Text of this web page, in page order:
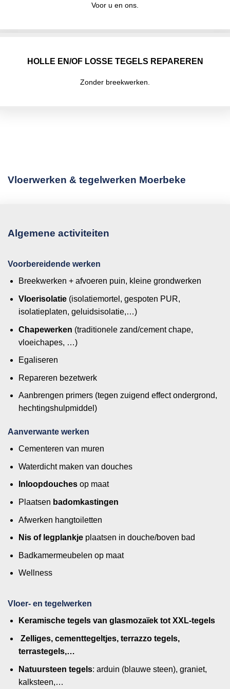
Voor u en ons.
HOLLE EN/OF LOSSE TEGELS REPAREREN
Zonder breekwerken.
Vloerwerken & tegelwerken Moerbeke
Algemene activiteiten
Voorbereidende werken
Breekwerken + afvoeren puin, kleine grondwerken
Vloerisolatie(isolatiemortel, gespoten PUR,
isolatieplaten, geluidsisolatie,…)
Chapewerken (traditionele zand/cement chape,
vloeichapes, …)
Egaliseren
Repareren bezetwerk
Aanbrengen primers (tegen zuigend effect ondergrond,
hechtingshulpmiddel)
Aanverwante werken
Cementeren van muren
Waterdicht maken van douches
Inloopdouches op maat
Plaatsen badomkastingen
Afwerken hangtoiletten
Nis of legplankjeplaatsen in douche/boven bad
Badkamermeubelen op maat
Wellness
Vloer- en tegelwerken
Keramische tegels van glasmozaïek tot XXL-tegels
Zelliges, cementtegeltjes, terrazzo tegels,
terrastegels,…
Natuursteen tegels: arduin (blauwe steen), graniet,
kalksteen,…